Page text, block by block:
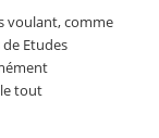
voulant, comme
Etudes
tout